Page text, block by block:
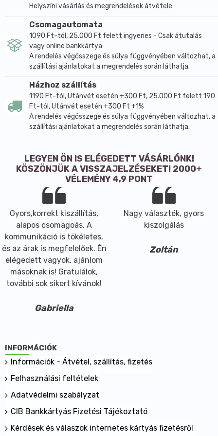
Helyszíni vásárlás és megrendelések átvétele
Csomagautomata
1090 Ft-tól, 25.000 Ft felett ingyenes - Csak átutalás
vagy online bankkártya
A rendelés végösszege és súlya függvényében változhat, a
szállítási ajánlatokat a megrendelés során láthatja.
Házhoz szállítás
1190 Ft-tól, Utánvét esetén +300 Ft, 25.000 Ft felett 190
Ft-tól, Utánvét esetén +300 Ft +1%
A rendelés végösszege és súlya függvényében változhat, a
szállítási ajánlatokat a megrendelés során láthatja.
LEGYEN ÖN IS ELÉGEDETT VÁSÁRLÓNK!
KÖSZÖNJÜK A VISSZAJELZÉSEKET! 2000+
VÉLEMÉNY 4,9 PONT
Gyors,korrekt kiszállítás,
alapos csomagoás. A
kommunikáció is tökéletes,
és az árak is megfelelőek. Én
elégedett vagyok, ajánlom
másoknak is! Gratulálok,
további sok sikert kívánok!
Gabriella
Nagy választék, gyors
kiszolgálás
Zoltán
INFORMÁCIÓK
Információk - Átvétel, szállítás, fizetés
Felhasználási feltételek
Adatvédelmi szabályzat
CIB Bankkártyás Fizetési Tájékoztató
Kérdések és válaszok internetes kártyás fizetésről